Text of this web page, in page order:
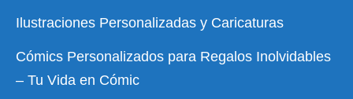
Ilustraciones Personalizadas y Caricaturas
Cómics Personalizados para Regalos Inolvidables
– Tu Vida en Cómic